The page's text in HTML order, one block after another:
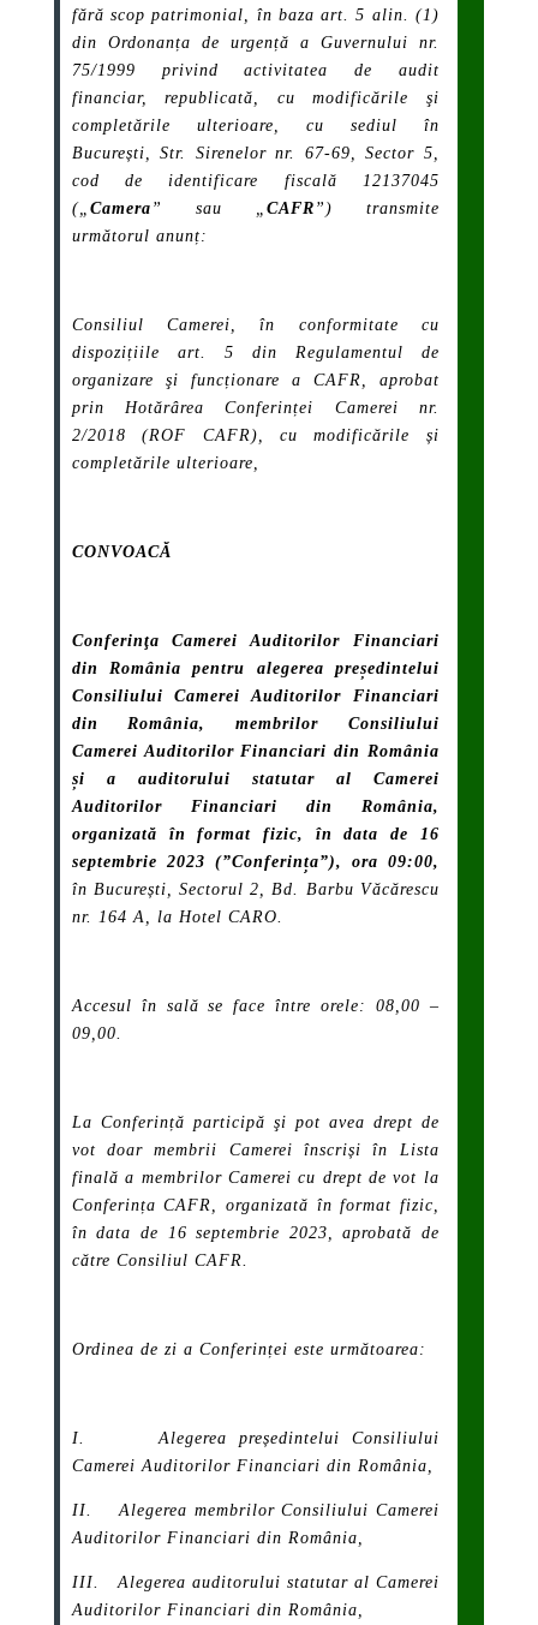
fără scop patrimonial, în baza art. 5 alin. (1)
din Ordonanța de urgență a Guvernului nr.
75/1999 privind activitatea de audit
financiar, republicată, cu modificările şi
completările ulterioare, cu sediul în
București, Str. Sirenelor nr. 67-69, Sector 5,
cod de identificare fiscală 12137045
(„ Camera ” sau „ CAFR ”) transmite
următorul anunț:
Consiliul Camerei, în conformitate cu
dispozițiile art. 5 din Regulamentul de
organizare şi funcționare a CAFR, aprobat
prin Hotărârea Conferinței Camerei nr.
2/2018 (ROF CAFR), cu modificările și
completările ulterioare,
CONVOACĂ
Conferinţa Camerei Auditorilor Financiari
din România pentru alegerea președintelui
Consiliului Camerei Auditorilor Financiari
din România, membrilor Consiliului
Camerei Auditorilor Financiari din România
și a auditorului statutar al Camerei
Auditorilor Financiari din România,
organizată în format fizic, în data de 16
septembrie 2023 (”Conferința”), ora 09:00,
în București, Sectorul 2, Bd. Barbu Văcărescu
nr. 164 A, la Hotel CARO.
Accesul în sală se face între orele: 08,00 –
09,00.
La Conferință participă şi pot avea drept de
vot doar membrii Camerei înscriși în Lista
finală a membrilor Camerei cu drept de vot la
Conferința CAFR, organizată în format fizic,
în data de 16 septembrie 2023 , aprobată de
către Consiliul CAFR.
Ordinea de zi a Conferinței este următoarea:
I. Alegerea președintelui Consiliului
Camerei Auditorilor Financiari din România,
II. Alegerea membrilor Consiliului Camerei
Auditorilor Financiari din România,
III. Alegerea auditorului statutar al Camerei
Auditorilor Financiari din România,